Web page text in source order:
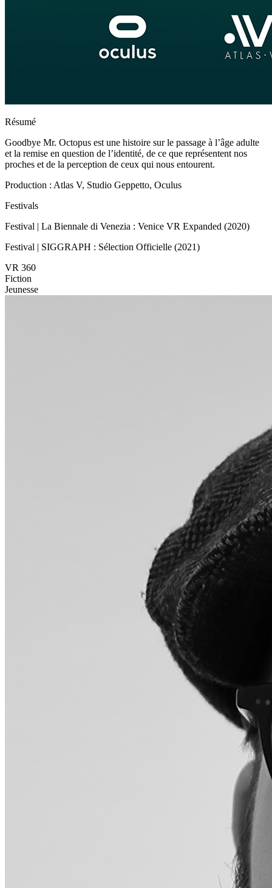
Résumé
Goodbye Mr. Octopus est une histoire sur le passage à l’âge adulte
et la remise en question de l’identité, de ce que représentent nos
proches et de la perception de ceux qui nous entourent.
Production : Atlas V, Studio Geppetto, Oculus
Festivals
Festival | La Biennale di Venezia : Venice VR Expanded (2020)
Festival | SIGGRAPH : Sélection Officielle (2021)
VR 360
Fiction
Jeunesse